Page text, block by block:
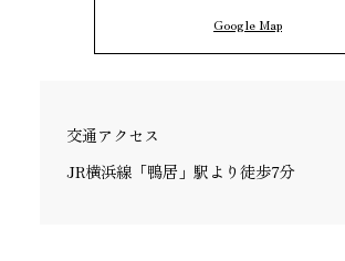
Google Map
交通アクセス
JR横浜線「鴨居」駅より徒歩7分